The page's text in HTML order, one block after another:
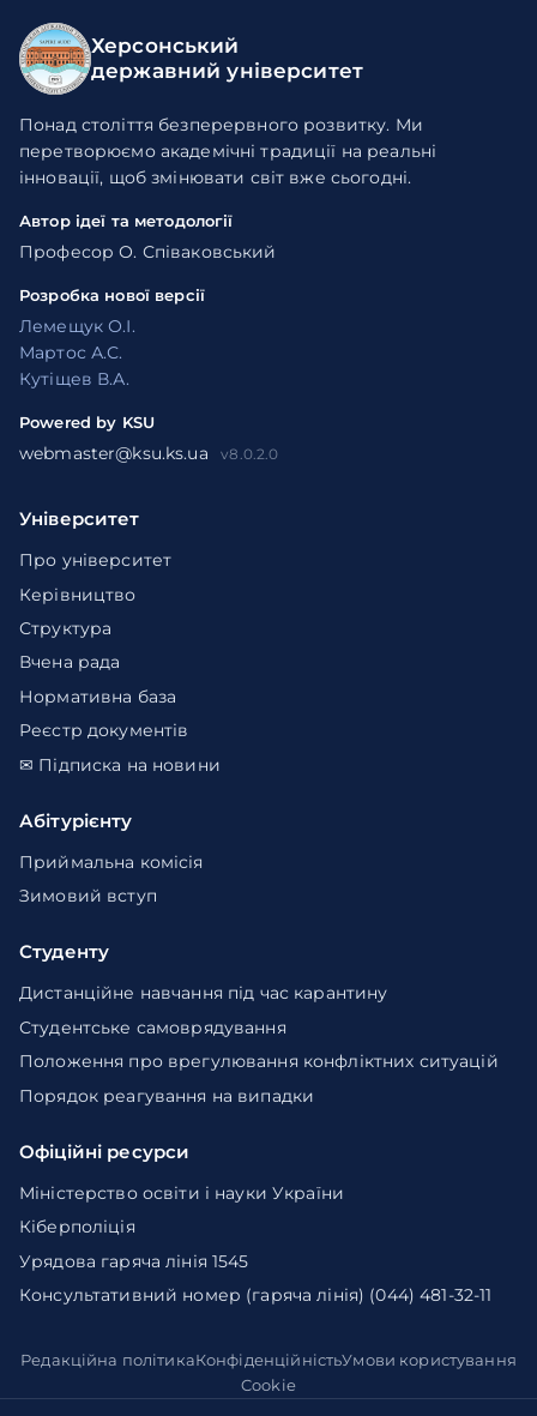
Херсонський
державний університет
Понад століття безперервного розвитку. Ми
перетворюємо академічні традиції на реальні
інновації, щоб змінювати світ вже сьогодні.
Автор ідеї та методології
Професор О. Співаковський
Розробка нової версії
Лемещук О.І.
Мартос А.С.
Кутіщев В.А.
Powered by KSU
webmaster@ksu.ks.ua v8.0.2.0
Університет
Про університет
Керівництво
Структура
Вчена рада
Нормативна база
Реєстр документів
✉ Підписка на новини
Абітурієнту
Приймальна комісія
Зимовий вступ
Студенту
Дистанційне навчання під час карантину
Студентське самоврядування
Положення про врегулювання конфліктних ситуацій
Порядок реагування на випадки
Офіційні ресурси
Міністерство освіти і науки України
Кіберполіція
Урядова гаряча лінія 1545
Консультативний номер (гаряча лінія) (044) 481-32-11
Редакційна політикаКонфіденційністьУмови користування
Cookie